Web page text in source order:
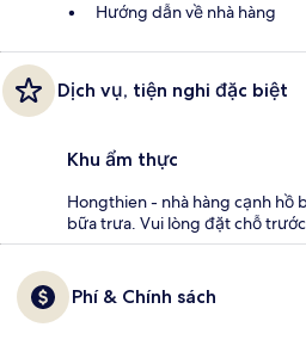
Hướng dẫn về nhà hàng
Dịch vụ, tiện nghi đặc biệt
Khu ẩm thực
Hongthien - nhà hàng cạnh hồ
bữa trưa. Vui lòng đặt chỗ
Phí & Chính sách